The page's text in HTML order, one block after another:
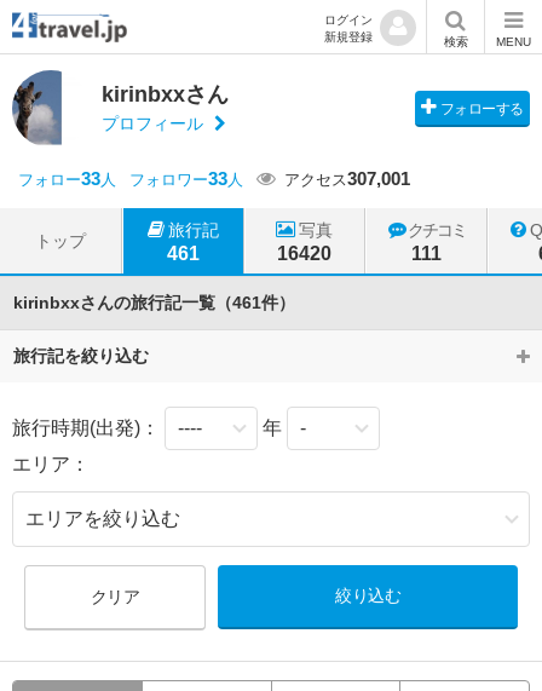
ログイン
新規登録
検索 MENU
kirinbxxさん
プロフィール
フォローする
フォロー33人 フォロワー33人 アクセス307,001
トップ
旅行記
461
写真
16420
クチコミ
111
kirinbxxさんの旅行記一覧（461件）
旅行記を絞り込む
旅行時期(出発)：
年
エリア：
クリア